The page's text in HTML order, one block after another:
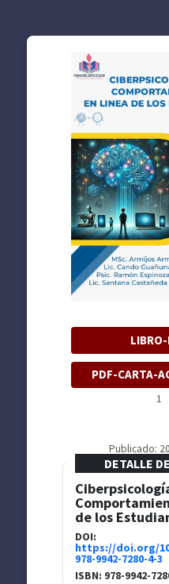
PDF-CARTA-
1
Publicado:
DETALLE
de los
DOI:
https://doi.org/
978-9942-7280-4-3
ISBN: 978-9942-